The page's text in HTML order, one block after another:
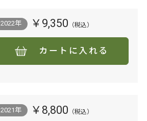
2022年 ￥9,350
カートに入れる
2021年 ￥8,800